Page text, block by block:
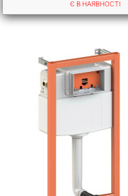
Є В НАЯВНОСТІ